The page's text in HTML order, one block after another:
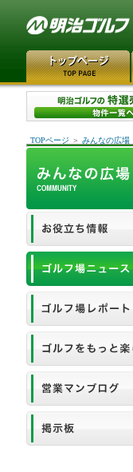
TOPページ ＞ みんなの広場